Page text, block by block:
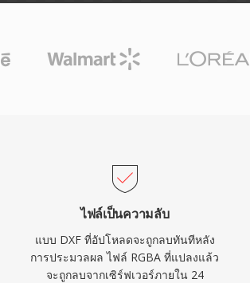
ไฟล์เป็นความลับ
แบบ DXF ที่อัปโหลดจะถูกลบทันทีหลัง
การประมวลผล ไฟล์ RGBA ที่แปลงแล้ว
จะถูกลบจากเซิร์ฟเวอร์ภายใน 24